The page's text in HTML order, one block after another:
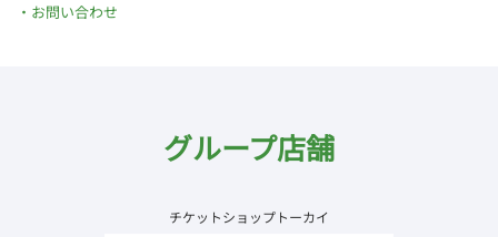
お問い合わせ
グループ店舗
チケットショップトーカイ